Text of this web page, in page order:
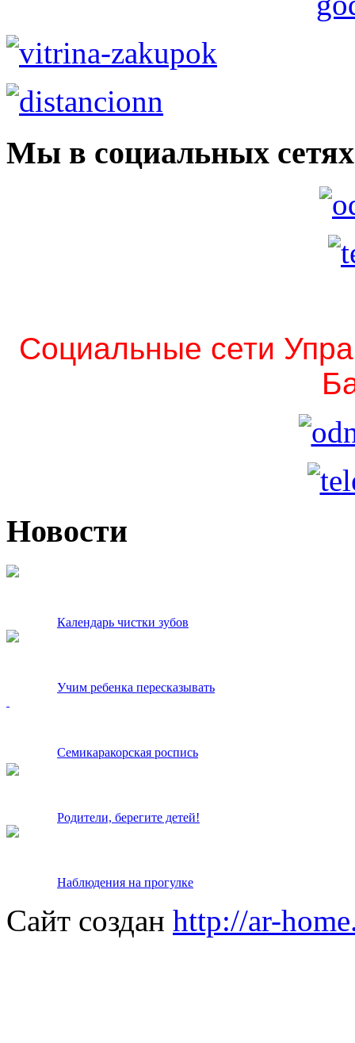
Мы в социальных сетях
Социальные сети
Новости
Календарь чистки зубов
Учим ребенка пересказывать
Семикаракорская роспись
Родители, берегите детей!
Наблюдения на прогулке
Сайт создан http://ar-